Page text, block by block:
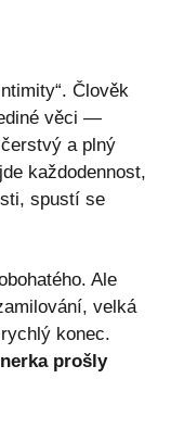
Člověk
věci —
a plný
každodennost,
spustí se
Ale
velká
konec.
prošly